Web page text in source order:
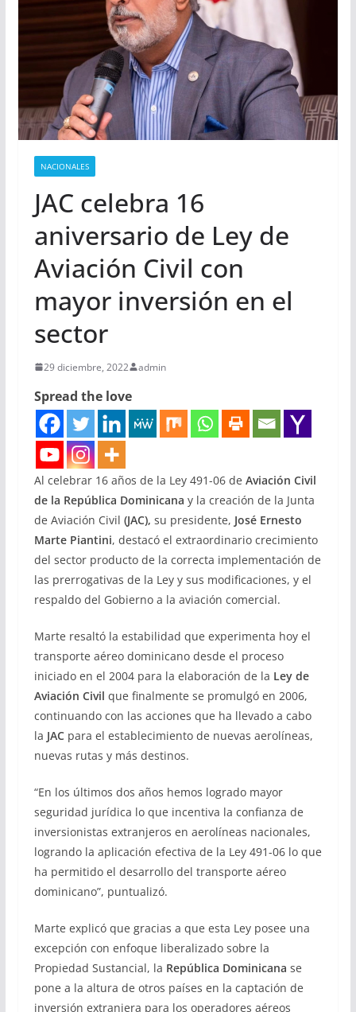
NACIONALES
JAC celebra 16
aniversario de Ley de
Aviación Civil con
mayor inversión en el
sector
29 diciembre, 2022 admin
Spread the love
Al celebrar 16 años de la Ley 491-06 de Aviación Civil
de la República Dominicana y la creación de la Junta
de Aviación Civil (JAC), su presidente, José Ernesto
Marte Piantini, destacó el extraordinario crecimiento
del sector producto de la correcta implementación de
las prerrogativas de la Ley y sus modificaciones, y el
respaldo del Gobierno a la aviación comercial.
Marte resaltó la estabilidad que experimenta hoy el
transporte aéreo dominicano desde el proceso
iniciado en el 2004 para la elaboración de la Ley de
Aviación Civil que finalmente se promulgó en 2006,
continuando con las acciones que ha llevado a cabo
la JACpara el establecimiento de nuevas aerolíneas,
nuevas rutas y más destinos.
“En los últimos dos años hemos logrado mayor
seguridad jurídica lo que incentiva la confianza de
inversionistas extranjeros en aerolíneas nacionales,
logrando la aplicación efectiva de la Ley 491-06 lo que
ha permitido el desarrollo del transporte aéreo
dominicano”, puntualizó.
Marte explicó que gracias a que esta Ley posee una
excepción con enfoque liberalizado sobre la
Propiedad Sustancial, la República Dominicana se
pone a la altura de otros países en la captación de
inversión extranjera para los operadores aéreos